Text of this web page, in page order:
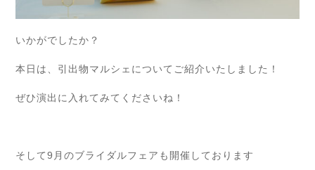
いかがでしたか？
本日は、引出物マルシェについてご紹介いたしました！
ぜひ演出に入れてみてくださいね！
そして9月のブライダルフェアも開催しております